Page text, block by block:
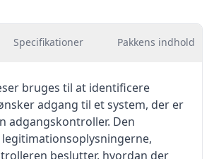
Specifikationer Pakkens indhold
bruges til at identificere
adgang til et system, der er
adgangskontroller. Den
beslutter, hvordan der